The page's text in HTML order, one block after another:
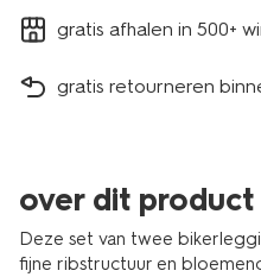
gratis afhalen in 500+
gratis retourneren
over dit product
Deze set van twee
fijne ribstructuur en